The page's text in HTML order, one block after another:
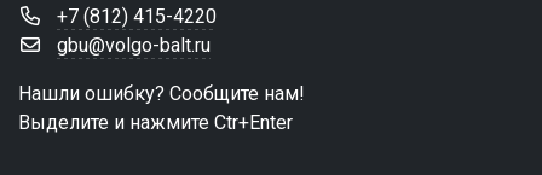
+7 (812) 415-4220
gbu@volgo-balt.ru
Нашли ошибку? Сообщите нам!
Выделите и нажмите Ctr+Enter